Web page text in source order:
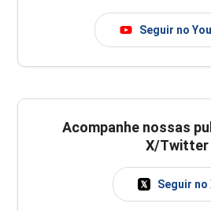
Seguir no
Acompanhe nossas
X/Twitter
Seguir no